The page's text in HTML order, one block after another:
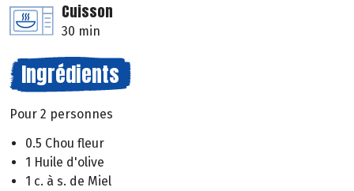
Cuisson
30 min
Ingrédients
Pour 2 personnes
0.5 Chou fleur
1 Huile d'olive
1 c. à s. de Miel